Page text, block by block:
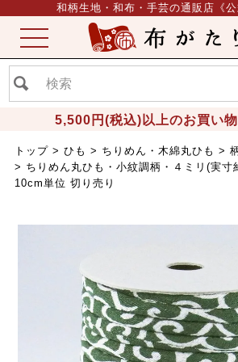
和柄生地・和布・手芸の通販店《
5,500円(税込)以上のお買い
ME
NU
トップ ひも ちりめん・木綿丸ひも
ちりめん丸ひも・小紋調柄・４ミリ(実
10cm単位 切り売り